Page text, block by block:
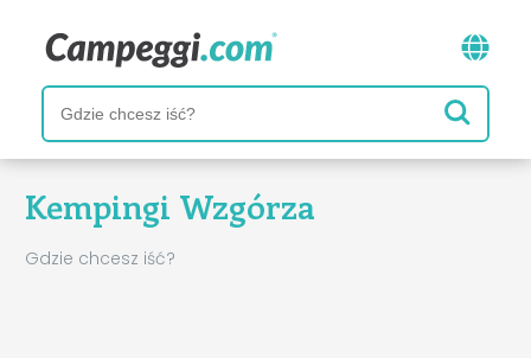
Kempingi Wzgórza
Gdzie chcesz iść?